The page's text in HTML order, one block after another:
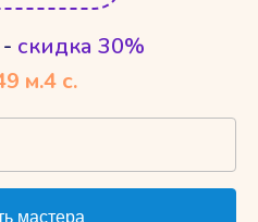
скидка 30%
м.3 с.